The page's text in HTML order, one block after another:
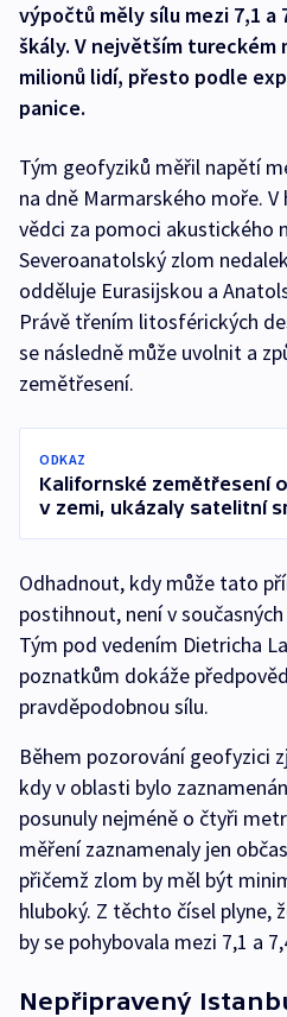
výpočtů měly sílu mezi 7,1
škály. V největším
milionů lidí, přesto podle
panice.
Tým geofyziků měřil napětí
na dně Marmarského moře.
vědci za pomoci akustického
Severoanatolský zlom
odděluje Eurasijskou a
Právě třením litosférických
se následně může uvolnit a
zemětřesení.
ODKAZ
Kalifornské zemětřesení
v zemi, ukázaly satelitní
Odhadnout, kdy může tato
postihnout, není v
Tým pod vedením Dietricha
poznatkům dokáže
pravděpodobnou sílu.
Během pozorování geofyzici
kdy v oblasti bylo
posunuly nejméně o čtyři
měření zaznamenaly jen
přičemž zlom by měl být
hluboký. Z těchto čísel plyne,
by se pohybovala mezi 7,1 a
Nepřipravený